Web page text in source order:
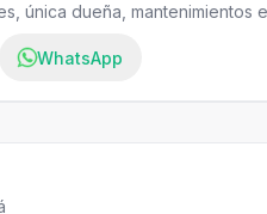
única dueña, mantenimientos
WhatsApp